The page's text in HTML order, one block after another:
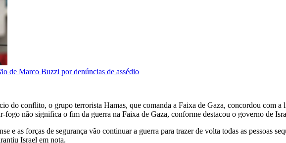
de Marco Buzzi por denúncias de assédio
do conflito, o grupo terrorista Hamas, que comanda a Faixa de Gaza, concordou com
fogo não significa o fim da guerra na Faixa de Gaza, conforme destacou o governo de
e as forças de segurança vão continuar a guerra para trazer de volta todas as pessoas
Israel em nota.